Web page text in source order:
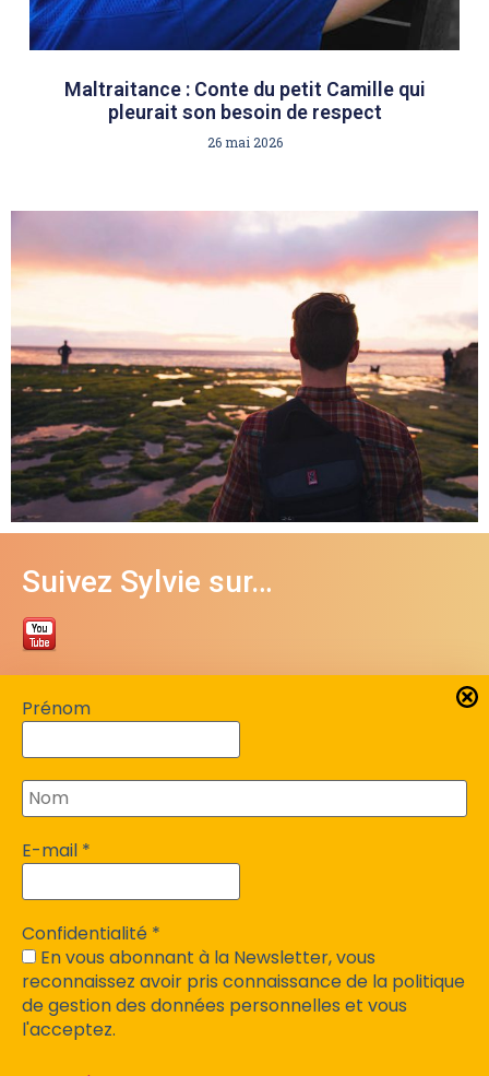
Prénom
E-mail *
Confidentialité *
En vous abonnant à la Newsletter, vous
reconnaissez avoir pris connaissance de la politique
de gestion des données personnelles et vous
l'acceptez.
Maltraitance : Conte du petit Camille qui
pleurait son besoin de respect
26 mai 2026
Suivez Sylvie sur…
Contacter Sylvie Bergeron
06 84 07 18 10
sylviebergeron24@gmail.com
51bis rue du Claud Fardeix
Site de Moïse Bergeron
https://therapies-breves-24.fr/